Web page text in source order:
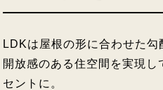
LDKは屋根の形に合わせた
開放感のある住空間を実現
セントに。